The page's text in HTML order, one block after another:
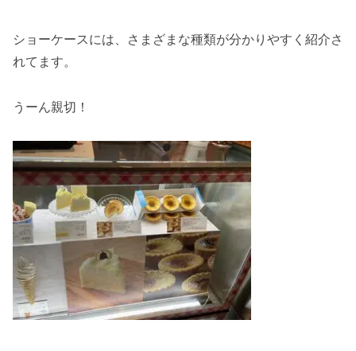
ショーケースには、さまざまな種類が分かりやすく紹介さ
れてます。
うーん親切！